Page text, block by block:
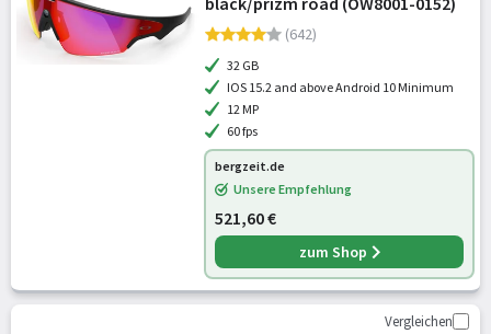
(642)
32 GB
IOS 15.2 and above Android 10 Minimum
12 MP
60 fps
bergzeit.de
Unsere Empfehlung
521,60 €
zum Shop
Vergleichen